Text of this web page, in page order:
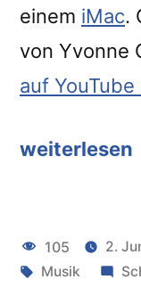
einem iMac.
von Yvonne
auf
weiterlesen
–
105 2.
Schlagwörter:
Musik